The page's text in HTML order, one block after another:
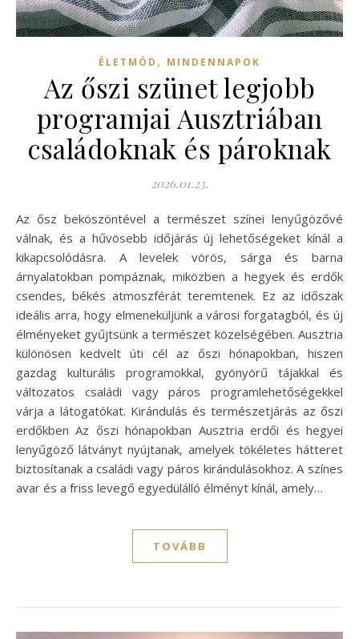
ÉLETMÓD , MINDENNAPOK
Az őszi szünet legjobb
programjai Ausztriában
családoknak és pároknak
2026.01.23.
Az ősz beköszöntével a természet színei lenyűgözővé
válnak, és a hűvösebb időjárás új lehetőségeket kínál a
kikapcsolódásra. A levelek vörös, sárga és barna
árnyalatokban pompáznak, miközben a hegyek és erdők
csendes, békés atmoszférát teremtenek. Ez az időszak
ideális arra, hogy elmeneküljünk a városi forgatagból, és új
élményeket gyűjtsünk a természet közelségében. Ausztria
különösen kedvelt úti cél az őszi hónapokban, hiszen
gazdag kulturális programokkal, gyönyörű tájakkal és
változatos családi vagy páros programlehetőségekkel
várja a látogatókat. Kirándulás és természetjárás az őszi
erdőkben Az őszi hónapokban Ausztria erdői és hegyei
lenyűgöző látványt nyújtanak, amelyek tökéletes hátteret
biztosítanak a családi vagy páros kirándulásokhoz. A színes
avar és a friss levegő egyedülálló élményt kínál, amely…
TOVÁBB